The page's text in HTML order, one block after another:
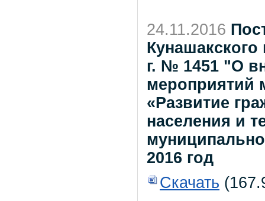
24.11.2016
Кунашакского
г. № 1451 "О
мероприятий
«Развитие
населения и
2016 год
Скачать